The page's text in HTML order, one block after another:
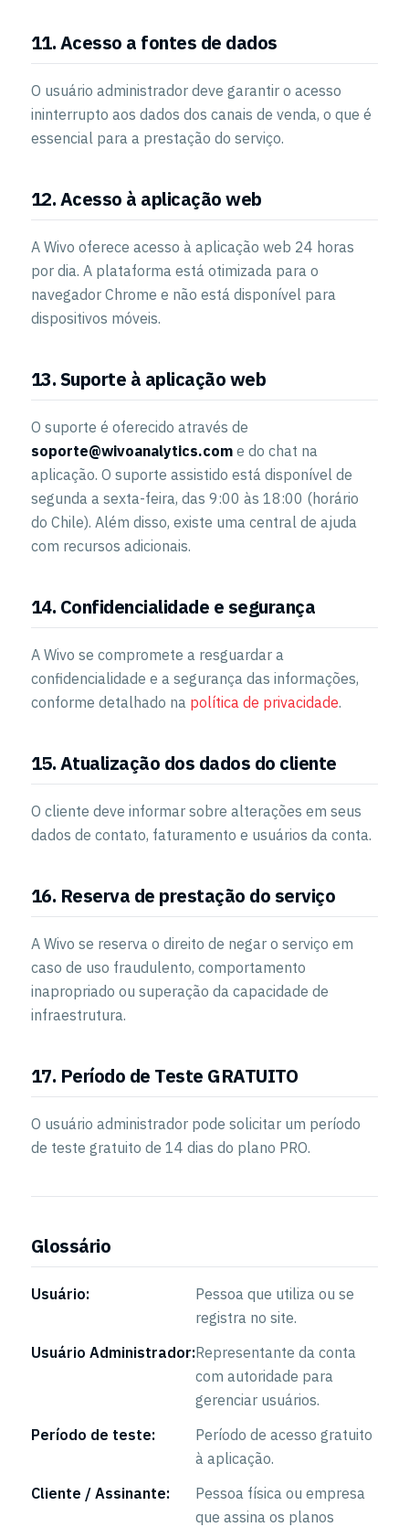
11. Acesso a fontes de dados
O usuário administrador deve garantir o acesso
ininterrupto aos dados dos canais de venda, o que é
essencial para a prestação do serviço.
12. Acesso à aplicação web
A Wivo oferece acesso à aplicação web 24 horas
por dia. A plataforma está otimizada para o
navegador Chrome e não está disponível para
dispositivos móveis.
13. Suporte à aplicação web
O suporte é oferecido através de
soporte@wivoanalytics.come do chat na
aplicação. O suporte assistido está disponível de
segunda a sexta-feira, das 9:00 às 18:00 (horário
do Chile). Além disso, existe uma central de ajuda
com recursos adicionais.
14. Confidencialidade e segurança
A Wivo se compromete a resguardar a
confidencialidade e a segurança das informações,
conforme detalhado na política de privacidade.
15. Atualização dos dados do cliente
O cliente deve informar sobre alterações em seus
dados de contato, faturamento e usuários da conta.
16. Reserva de prestação do serviço
A Wivo se reserva o direito de negar o serviço em
caso de uso fraudulento, comportamento
inapropriado ou superação da capacidade de
infraestrutura.
17. Período de Teste GRATUITO
O usuário administrador pode solicitar um período
de teste gratuito de 14 dias do plano PRO.
Glossário
Usuário:
Pessoa que utiliza ou se
registra no site.
Usuário Administrador:Representante da conta
com autoridade para
gerenciar usuários.
Período de teste:
Período de acesso gratuito
à aplicação.
Cliente / Assinante:
Pessoa física ou empresa
que assina os planos